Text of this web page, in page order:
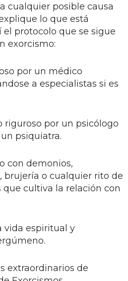
cualquier posible causa
lo que está
el protocolo que se sigue
exorcismo:
por un médico
a especialistas si es
riguroso por un psicólogo
psiquiatra.
con demonios,
brujería o cualquier rito de
cultiva la relación con
vida espiritual y
extraordinarios de